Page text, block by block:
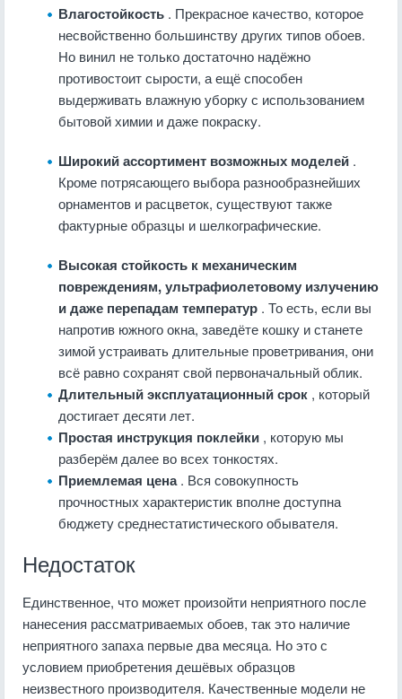
Влагостойкость . Прекрасное качество, которое
несвойственно большинству других типов обоев.
Но винил не только достаточно надёжно
противостоит сырости, а ещё способен
выдерживать влажную уборку с использованием
бытовой химии и даже покраску.
Широкий ассортимент возможных моделей .
Кроме потрясающего выбора разнообразнейших
орнаментов и расцветок, существуют также
фактурные образцы и шелкографические.
Высокая стойкость к механическим
повреждениям, ультрафиолетовому излучению
и даже перепадам температур . То есть, если вы
напротив южного окна, заведёте кошку и станете
зимой устраивать длительные проветривания, они
всё равно сохранят свой первоначальный облик.
Длительный эксплуатационный срок , который
достигает десяти лет.
Простая инструкция поклейки , которую мы
разберём далее во всех тонкостях.
Приемлемая цена. Вся совокупность
прочностных характеристик вполне доступна
бюджету среднестатистического обывателя.
Недостаток
Единственное, что может произойти неприятного после
нанесения рассматриваемых обоев, так это наличие
неприятного запаха первые два месяца. Но это с
условием приобретения дешёвых образцов
неизвестного производителя. Качественные модели не